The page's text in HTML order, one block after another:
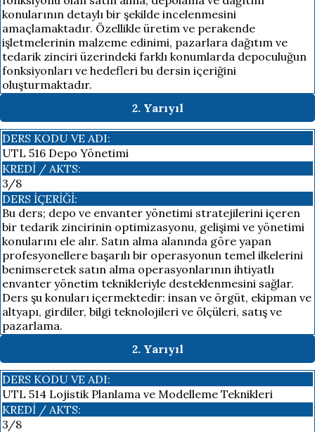
konularının detaylı bir şekilde incelenmesini
amaçlamaktadır. Özellikle üretim ve perakende
işletmelerinin malzeme edinimi, pazarlara dağıtım ve
tedarik zinciri üzerindeki farklı konumlarda depoculuğun
fonksiyonları ve hedefleri bu dersin içeriğini
oluşturmaktadır.
2. Yarıyıl
DERS KODU VE ADI:
UTL 516 Depo Yönetimi
KREDI / AKTS:
3/8
DERS İÇERIĞI:
Bu ders; depo ve envanter yönetimi stratejilerini içeren
bir tedarik zincirinin optimizasyonu, gelişimi ve yönetimi
konularını ele alır. Satın alma alanında göre yapan
profesyonellere başarılı bir operasyonun temel ilkelerini
benimseretek satın alma operasyonlarının ihtiyatlı
envanter yönetim teknikleriyle desteklenmesini sağlar.
Ders şu konuları içermektedir: insan ve örgüt, ekipman ve
altyapı, girdiler, bilgi teknolojileri ve ölçüleri, satış ve
pazarlama.
2. Yarıyıl
DERS KODU VE ADI:
UTL 514 Lojistik Planlama ve Modelleme Teknikleri
KREDI / AKTS:
3/8